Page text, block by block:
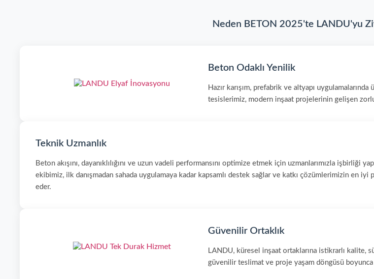
Neden BETON 2025'te LANDU'yu
Beton Odaklı Yenilik
Hazır karışım, prefabrik ve altyapı
tesislerimiz, modern inşaat projelerinin gelişen
Teknik Uzmanlık
Beton akışını, dayanıklılığını ve uzun vadeli performansını optimize etmek için uzmanlarımızla işbirliği
ekibimiz, ilk danışmadan sahada uygulamaya kadar kapsamlı destek sağlar ve katkı çözümlerimizin en iyi
eder.
Güvenilir Ortaklık
LANDU, küresel inşaat ortaklarına istikrarlı kalite,
güvenilir teslimat ve proje yaşam döngüsü